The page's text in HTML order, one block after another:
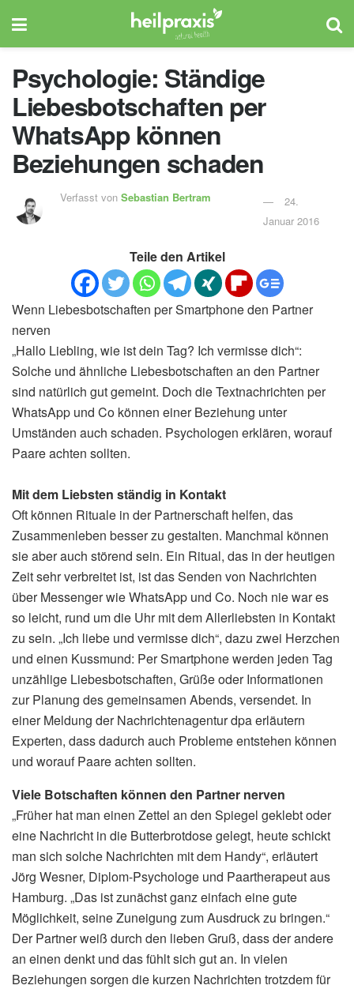
Psychologie: Ständige
Liebesbotschaften per
WhatsApp können
Beziehungen schaden
Verfasst von Sebastian Bertram
24.
Januar 2016
Teile den Artikel
Wenn Liebesbotschaften per Smartphone den Partner
nerven
„Hallo Liebling, wie ist dein Tag? Ich vermisse dich“:
Solche und ähnliche Liebesbotschaften an den Partner
sind natürlich gut gemeint. Doch die Textnachrichten per
WhatsApp und Co können einer Beziehung unter
Umständen auch schaden. Psychologen erklären, worauf
Paare achten sollten.
Mit dem Liebsten ständig in Kontakt
Oft können Rituale in der Partnerschaft helfen, das
Zusammenleben besser zu gestalten. Manchmal können
sie aber auch störend sein. Ein Ritual, das in der heutigen
Zeit sehr verbreitet ist, ist das Senden von Nachrichten
über Messenger wie WhatsApp und Co. Noch nie war es
so leicht, rund um die Uhr mit dem Allerliebsten in Kontakt
zu sein. „Ich liebe und vermisse dich“, dazu zwei Herzchen
und einen Kussmund: Per Smartphone werden jeden Tag
unzählige Liebesbotschaften, Grüße oder Informationen
zur Planung des gemeinsamen Abends, versendet. In
einer Meldung der Nachrichtenagentur dpa erläutern
Experten, dass dadurch auch Probleme entstehen können
und worauf Paare achten sollten.
Viele Botschaften können den Partner nerven
„Früher hat man einen Zettel an den Spiegel geklebt oder
eine Nachricht in die Butterbrotdose gelegt, heute schickt
man sich solche Nachrichten mit dem Handy“, erläutert
Jörg Wesner, Diplom-Psychologe und Paartherapeut aus
Hamburg. „Das ist zunächst ganz einfach eine gute
Möglichkeit, seine Zuneigung zum Ausdruck zu bringen.“
Der Partner weiß durch den lieben Gruß, dass der andere
an einen denkt und das fühlt sich gut an. In vielen
Beziehungen sorgen die kurzen Nachrichten trotzdem für